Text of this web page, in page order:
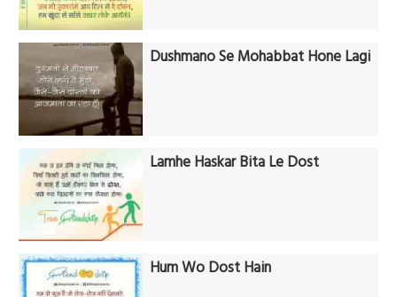
Dushmano Se Mohabbat Hone Lagi
Lamhe Haskar Bita Le Dost
Hum Wo Dost Hain